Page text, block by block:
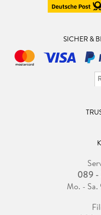
SICHER &
089 -
Mo. -